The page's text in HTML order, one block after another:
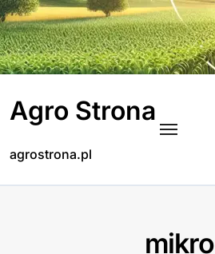
Skip
to
content
Agro Strona
agrostrona.pl
mikro